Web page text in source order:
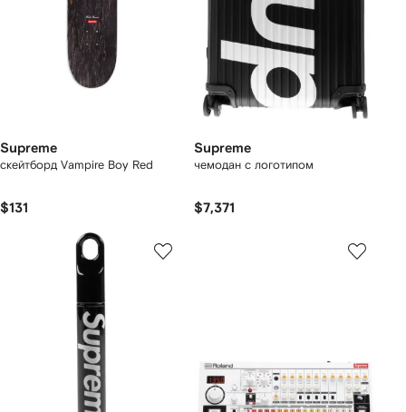
Supreme
скейтборд Vampire Boy Red
$131
Supreme
чемодан с логотипом
$7,371